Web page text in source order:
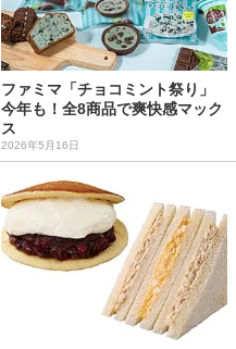
ファミマ「チョコミント祭り」
今年も！全8商品で爽快感マック
ス
2026年5月16日